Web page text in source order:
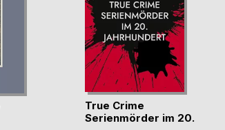
True Crime
Serienmörder im 20.